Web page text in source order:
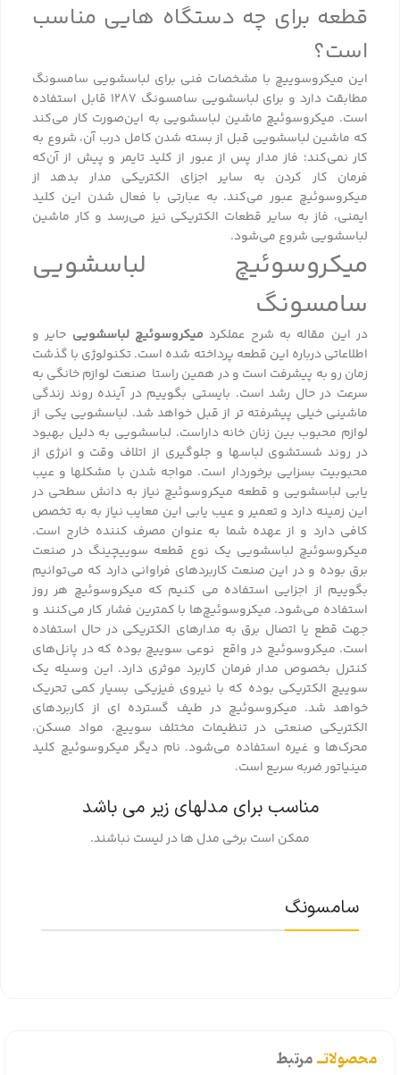
قطعه برای چه دستگاه هایی مناسب
است؟
این میکروسوییچ با مشخصات فنی برای لباسشویی سامسونگ
مطابقت دارد و برای لباسشویی سامسونگ 1287 قابل استفاده
است. میکروسوئیچ ماشین لباسشویی به این‌صورت کار می‌کند
که ماشین لباسشویی قبل از بسته شدن کامل درب آن، شروع به
کار نمی‌کند؛ فاز مدار پس از عبور از کلید تایمر و پیش از آن‌که
فرمان کار کردن به سایر اجزای الکتریکی مدار بدهد از
میکروسوئیچ عبور می‌کند. به عبارتی با فعال شدن این کلید
ایمنی، فاز به سایر قطعات الکتریکی نیز می‌رسد و کار ماشین
لباسشویی شروع می‌شود.
میکروسوئیچ لباسشویی
سامسونگ
در این مقاله به شرح عملکرد میکروسوئیچ لباسشویی حایر و
اطلاعاتی درباره این قطعه پرداخته شده است. تکنولوژی با گذشت
زمان رو به پیشرفت است و در همین راستا صنعت لوازم خانگی به
سرعت در حال رشد است. بایستی بگوییم در آینده روند زندگی
ماشینی خیلی پیشرفته ؜تر از قبل خواهد شد. لباسشویی یکی از
لوازم محبوب بین زنان خانه؜ داراست. لباسشویی به دلیل بهبود
در روند شستشوی لباس؜ها و جلوگیری از اتلاف وقت و انرژی از
محبوبیت بسزایی برخوردار است. مواجه شدن با مشکل؜ها و عیب
یابی لباسشویی و قطعه میکروسوئیچ نیاز به دانش سطحی در
این زمینه دارد و تعمیر و عیب؜ یابی این معایب نیاز به به تخصص
کافی دارد و از عهده شما به عنوان مصرف کننده خارج است.
میکروسوئیچ لباسشویی یک نوع قطعه سوییچینگ در صنعت
برق بوده و در این صنعت کاربردهای فراوانی دارد که می‌توانیم
بگوییم از اجزایی استفاده می؜ کنیم که میکروسوئیچ هر روز
استفاده می‌شود. میکروسوئیچ‌ها با کمترین فشار کار می‌کنند و
جهت قطع یا اتصال برق به مدارهای الکتریکی در حال استفاده
است. میکروسوئیچ در واقع نوعی سوییچ بوده که در پانل‌های
کنترل بخصوص مدار فرمان کاربرد موثری دارد. این وسیله یک
سوییچ الکتریکی بوده که با نیروی فیزیکی بسیار کمی تحریک
خواهد شد. میکروسوئیچ در طیف گسترده ای از کاربردهای
الکتریکی صنعتی در تنظیمات مختلف سوییچ، مواد مسکن،
محرک‌ها و غیره استفاده می‌شود. نام دیگر میکروسوئیچ کلید
مینیاتور ضربه سریع است.
مناسب برای مدلهای زیر می باشد
ممکن است برخی مدل ها در لیست نباشند.
سامسونگ
محصولاتــمرتبط